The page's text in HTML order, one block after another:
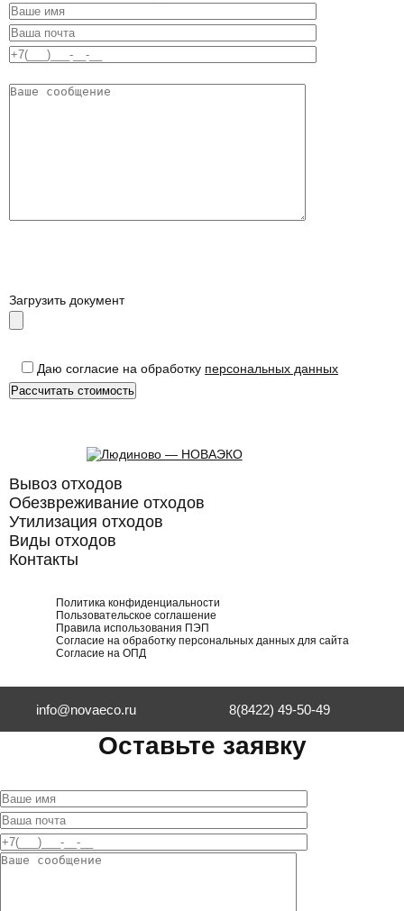
Загрузить документ
Даю согласие на обработку персональных данных
Вывоз отходов
Обезвреживание отходов
Утилизация отходов
Виды отходов
Контакты
Политика конфиденциальности
Пользовательское соглашение
Правила использования ПЭП
Согласие на обработку персональных данных для сайта
Согласие на ОПД
info@novaeco.ru 8(8422) 49-50-49
Оставьте заявку